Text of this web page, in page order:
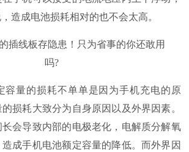
造成电池损耗相对的也不会太高。
量的损耗不单单是因为手机充电的原
损耗大致分为自身原因以及外界因素。
会导致内部的电极老化，电解质分解氧
成手机电池额定容量的降低。而外界因